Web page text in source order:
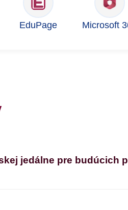
EduPage Microsoft
jedálne pre budúcich